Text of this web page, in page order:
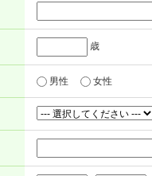
歳
男性 女性